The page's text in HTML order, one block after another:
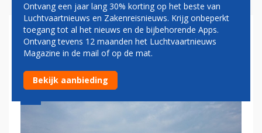
CROATIA AIRLINES WIL SLOTS
HEATHROW VERKOPEN
Ontvang een jaar lang 30% korting op het beste van
Luchtvaartnieuws en Zakenreisnieuws. Krijg onbeperkt
toegang tot al het nieuws en de bijbehorende Apps.
Ontvang tevens 12 maanden het Luchtvaartnieuws
Magazine in de mail of op de mat.
Bekijk aanbieding